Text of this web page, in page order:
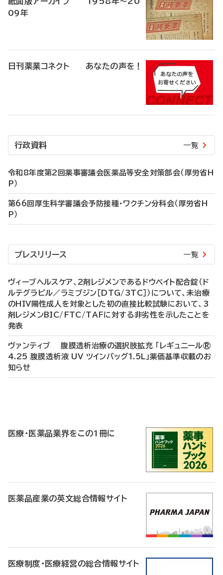
09年
日刊薬業コネクト あなたの声を！
行政資料 一覧
令和8年度第2回薬事審議会医薬品等安全対策部会（厚労省H
P）
第66回厚生科学審議会予防接種・ワクチン分科会（厚労省H
P）
プレスリリース 一覧
ヴィーブヘルスケア、2剤レジメンであるドウベイト配合錠（ド
ルテグラビル／ラミブジン［DTG/3TC］）について、未治療
のHIV陽性成人を対象とした初の直接比較試験において、3
剤レジメンBIC/FTC/TAFに対する非劣性を示したことを
発表
ヴァンティブ 腹膜透析治療の選択肢拡充 「レギュニール®
4.25 腹膜透析液 UV ツインバッグ1.5L」薬価基準収載のお
知らせ
医療・医薬品業界をこの1冊に
医薬品産業の英文総合情報サイト
医療制度・医療経営の総合情報サイト